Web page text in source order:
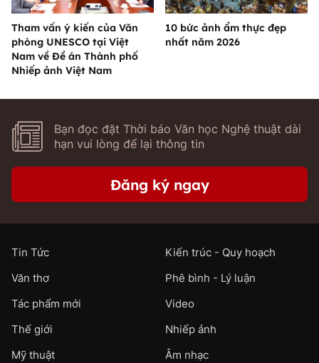
Tham vấn ý kiến của Văn
phòng UNESCO tại Việt
Nam về Đề án Thành phố
Nhiếp ảnh Việt Nam
10 bức ảnh ẩm thực đẹp
nhất năm 2026
Bạn đọc đặt Thời báo Văn học Nghệ thuật dài
hạn vui lòng để lại thông tin
Đăng ký ngay
Tin Tức
Kiến trúc - Quy hoạch
Văn thơ
Phê bình - Lý luận
Tác phẩm mới
Video
Thế giới
Nhiếp ảnh
Mỹ thuật
Âm nhạc